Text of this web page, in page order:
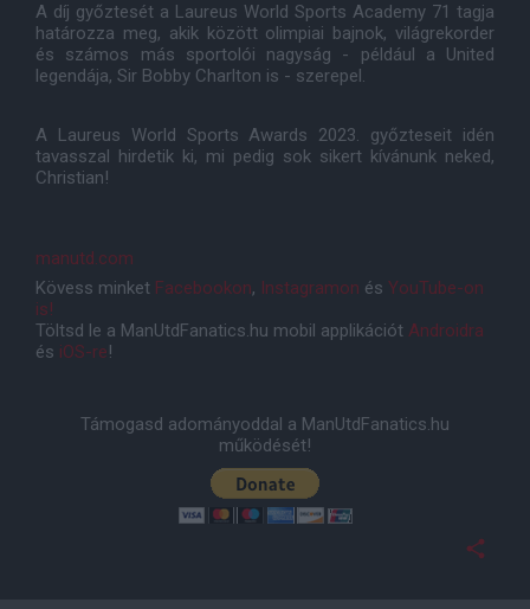
A díj győztesét a Laureus World Sports Academy 71 tagja
határozza meg, akik között olimpiai bajnok, világrekorder
és számos más sportolói nagyság - például a United
legendája, Sir Bobby Charlton is - szerepel.
A Laureus World Sports Awards 2023. győzteseit idén
tavasszal hirdetik ki, mi pedig sok sikert kívánunk neked,
Christian!
manutd.com
Kövess minket Facebookon, Instagramon és YouTube-on
is!
Töltsd le a ManUtdFanatics.hu mobil applikációt Androidra
és iOS-re!
Támogasd adományoddal a ManUtdFanatics.hu
működését!